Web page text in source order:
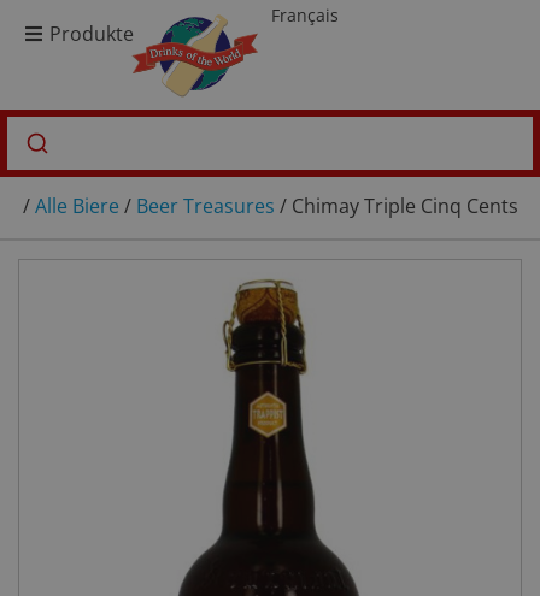
Produkte
Français
/Alle Biere / Beer Treasures / Chimay Triple Cinq Cents